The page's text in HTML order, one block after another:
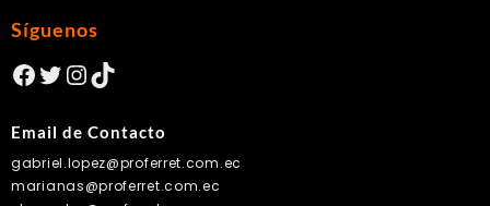
Síguenos
Facebook
Twitter
Instagram
TikTok
Email de Contacto
gabriel.lopez@proferret.com.ec
marianas@proferret.com.ec